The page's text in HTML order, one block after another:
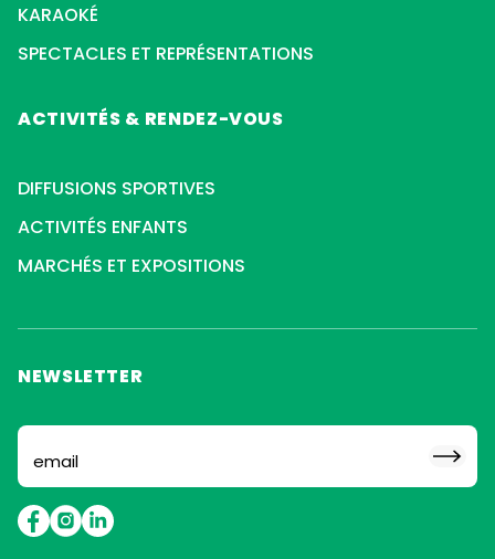
KARAOKÉ
SPECTACLES ET REPRÉSENTATIONS
ACTIVITÉS & RENDEZ-VOUS
DIFFUSIONS SPORTIVES
ACTIVITÉS ENFANTS
MARCHÉS ET EXPOSITIONS
NEWSLETTER